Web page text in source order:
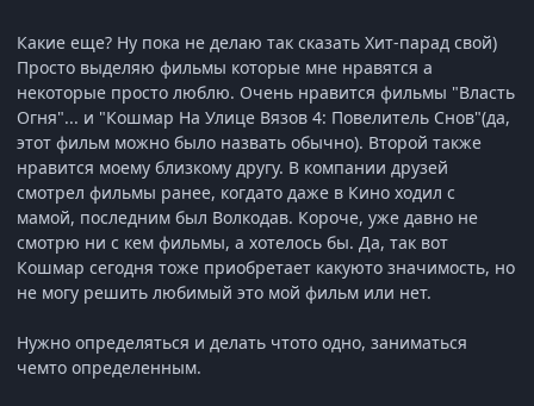
Какие еще? Ну пока не делаю так сказать Хит-парад свой)
Просто выделяю фильмы которые мне нравятся а
некоторые просто люблю. Очень нравится фильмы "Власть
Огня"... и "Кошмар На Улице Вязов 4: Повелитель Снов"(да,
этот фильм можно было назвать обычно). Второй также
нравится моему близкому другу. В компании друзей
смотрел фильмы ранее, когдато даже в Кино ходил с
мамой, последним был Волкодав. Короче, уже давно не
смотрю ни с кем фильмы, а хотелось бы. Да, так вот
Кошмар сегодня тоже приобретает какуюто значимость, но
не могу решить любимый это мой фильм или нет.
Нужно определяться и делать чтото одно, заниматься
чемто определенным.